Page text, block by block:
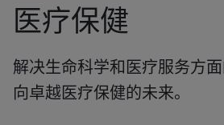
医疗保健
解决生命科学和医疗服务方
向卓越医疗保健的未来。